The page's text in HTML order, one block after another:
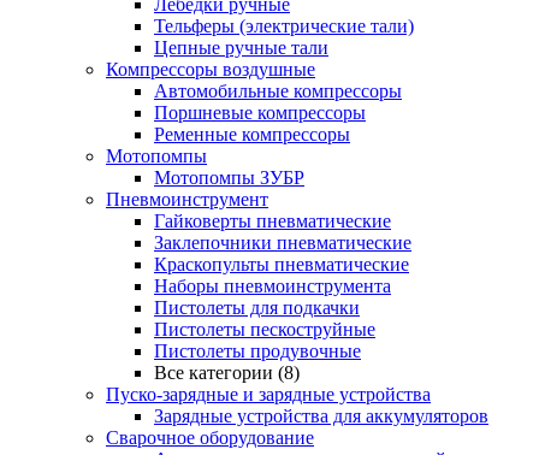
Лебедки ручные
Тельферы (электрические тали)
Цепные ручные тали
Компрессоры воздушные
Автомобильные компрессоры
Поршневые компрессоры
Ременные компрессоры
Мотопомпы
Мотопомпы ЗУБР
Пневмоинструмент
Гайковерты пневматические
Заклепочники пневматические
Краскопульты пневматические
Наборы пневмоинструмента
Пистолеты для подкачки
Пистолеты пескоструйные
Пистолеты продувочные
Все категории (8)
Пуско-зарядные и зарядные устройства
Зарядные устройства для аккумуляторов
Сварочное оборудование